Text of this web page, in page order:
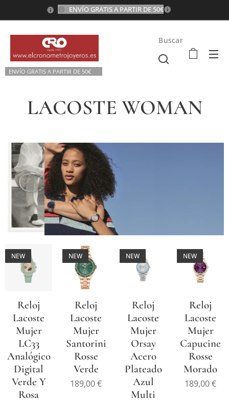
ENVÍO GRATIS A PARTIR DE 50€
ENVÍO GRATIS A PARTIR DE 50€💫
Buscar
LACOSTE WOMAN
Reloj
Lacoste
Mujer
LC33
Analógico
Digital
Verde Y
Rosa
NEW
Reloj
Lacoste
Mujer
Santorini
Rosse
Verde
NEW
189,00€
Reloj
Lacoste
Mujer
Orsay
Acero
Plateado
Azul
Multi
NEW
Reloj
Lacoste
Mujer
Capucine
Rosse
Morado
NEW
189,00€